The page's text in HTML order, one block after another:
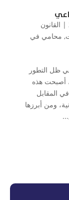
| القانون
, محامي في
ظل التطور
أصبحت هذه
المقابل
ومن أبرزها